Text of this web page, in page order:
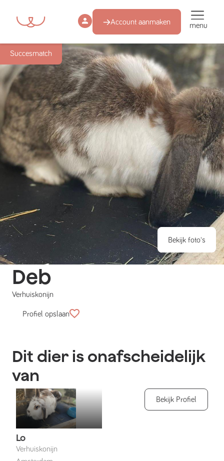
Account aanmaken menu
Succesmatch
Bekijk foto's
Deb
Verhuiskonijn
Profiel opslaan
Dit dier is onafscheidelijk
van
Lo
Verhuiskonijn
Bekijk Profiel